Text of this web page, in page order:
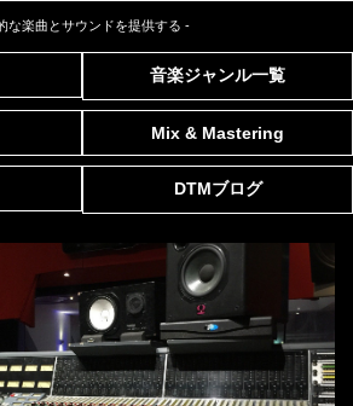
な楽曲とサウンドを提供する -
音楽ジャンル一覧
Mix & Mastering
DTMブログ